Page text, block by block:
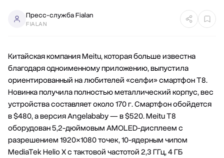
Пресс-служба Fialan
FIALAN
Китайская компания Meitu, которая больше известна
благодаря одноименному приложению, выпустила
ориентированный на любителей «селфи» смартфон T8.
Новинка получила полностью металлический корпус, вес
устройства составляет около 170 г. Смартфон обойдется
в $480, а версия Angelababy — в $520. Meitu T8
оборудован 5,2-дюймовым AMOLED-дисплеем с
разрешением 1920×1080 точек, 10-ядерным чипом
MediaTek Helio X с тактовой частотой 2,3 ГГц, 4 ГБ